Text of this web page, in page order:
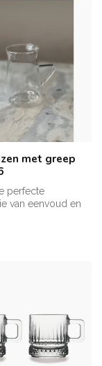
met greep
perfecte
van eenvoud en
met g...